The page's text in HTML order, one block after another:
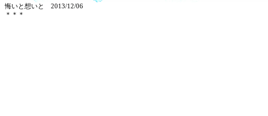
悔いと想いと 2013/12/06
＊＊＊